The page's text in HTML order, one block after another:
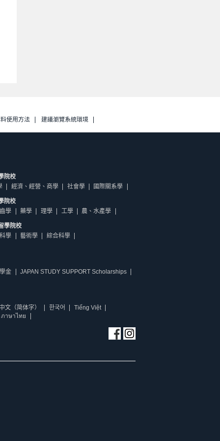
使用方法 建議瀏覽系統環境
院校
經濟、經營、商學 社會學 國際關系學
院校
學
藥學 理學 工學 農、水產學
學院校
學
藝術學 綜合科學
金 JAPAN STUDY SUPPORT Scholarships
文（简体字） 한국어
Tiếng Việt
ภาษาไทย